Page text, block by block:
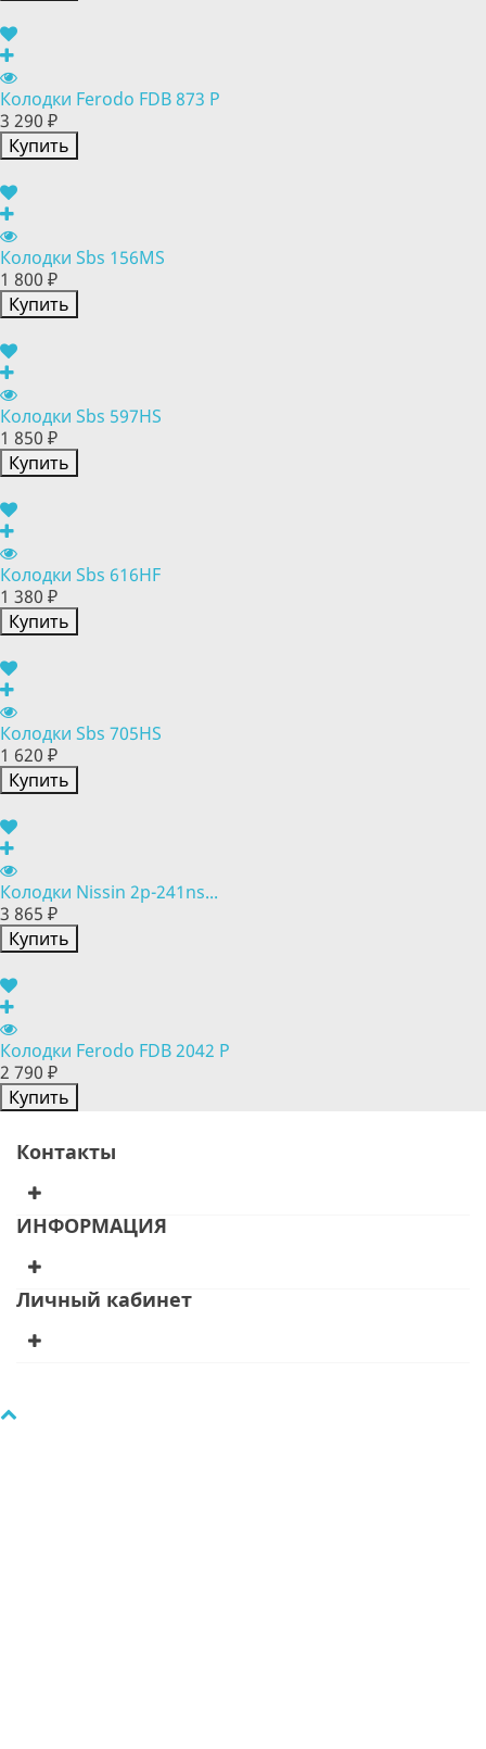
Колодки Ferodo FDB 873 P
3 290 ₽
Купить
Колодки Sbs 156MS
1 800 ₽
Купить
Колодки Sbs 597HS
1 850 ₽
Купить
Колодки Sbs 616HF
1 380 ₽
Купить
Колодки Sbs 705HS
1 620 ₽
Купить
Колодки Nissin 2p-241ns...
3 865 ₽
Купить
Колодки Ferodo FDB 2042 P
2 790 ₽
Купить
Контакты
ИНФОРМАЦИЯ
Личный кабинет